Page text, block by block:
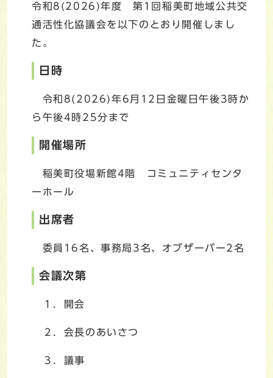
令和8(2026)年度 第1回稲美町地域公共交
通活性化協議会を以下のとおり開催しまし
た。
日時
令和8(2026)年6月12日金曜日午後3時か
ら午後4時25分まで
開催場所
稲美町役場新館4階 コミュニティセンタ
ーホール
出席者
委員16名、事務局3名、オブザーバー2名
会議次第
１．開会
２．会長のあいさつ
３．議事